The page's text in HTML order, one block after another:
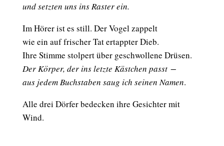
und setzten uns ins Raster ein.
Im Hörer ist es still. Der Vogel zappelt
wie ein auf frischer Tat ertappter Dieb.
Ihre Stimme stolpert über geschwollene Drüsen.
Der Körper, der ins letzte Kästchen passt −
aus jedem Buchstaben saug ich seinen Namen.
Alle drei Dörfer bedecken ihre Gesichter mit
Wind.